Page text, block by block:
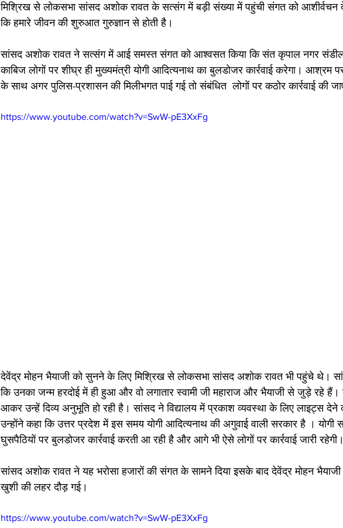
मिश्रिख से लोकसभा सांसद अशोक रावत के सत्संग में बड़ी संख्या में पहुंची संगत को आशीर्वचन
कि हमारे जीवन की शुरुआत गुरुज्ञान से होती है।
सांसद अशोक रावत ने सत्संग में आई समस्त संगत को आश्वसत किया कि संत कृपाल नगर
काबिज लोगों पर शीघ्र ही मुख्यमंत्री योगी आदित्यनाथ का बुलडोजर कार्रवाई करेगा। आश्रम
के साथ अगर पुलिस-प्रशासन की मिलीभगत पाई गई तो संबंधित  लोगों पर कठोर कार्रवाई की
https://www.youtube.com/watch?v=SwW-pE3XxFg
देवेंद्र मोहन भैयाजी को सुनने के लिए मिश्रिख से लोकसभा सांसद अशोक रावत भी पहुंचे थे।
कि उनका जन्म हरदोई में ही हुआ और वो लगातार स्वामी जी महाराज और भैयाजी से जुड़े रहे
आकर उन्हें दिव्य अनुभूति हो रही है। सांसद ने विद्यालय में प्रकाश व्यवस्था के लिए लाइट्स देने
उन्होंने कहा कि उत्तर प्रदेश में इस समय योगी आदित्यनाथ की अगुवाई वाली सरकार है । योगी
घुसपैठियों पर बुलडोजर कार्रवाई करती आ रही है और आगे भी ऐसे लोगों पर कार्रवाई जारी रहेगी।
सांसद अशोक रावत ने यह भरोसा हजारों की संगत के सामने दिया इसके बाद देवेंद्र मोहन
खुशी की लहर दौड़ गई।
https://www.youtube.com/watch?v=SwW-pE3XxFg